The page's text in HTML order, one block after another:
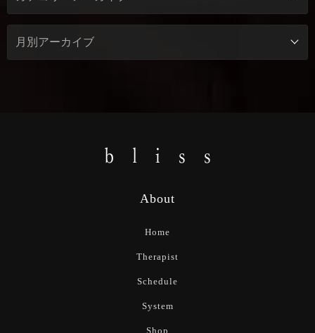
About
Home
Therapist
Schedule
System
Shop